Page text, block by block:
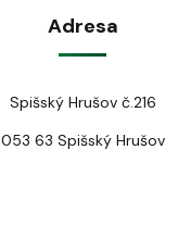
Adresa
Spišský Hrušov č.216
053 63 Spišský Hrušov